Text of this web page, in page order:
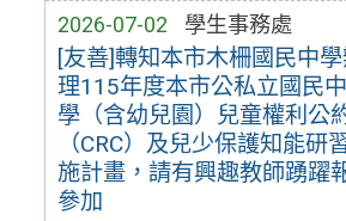
2026-07-02 學生事務處
[友善]轉知本市木柵國民中
理115年度本市公私立國民
學（含幼兒園）兒童權利公
（CRC）及兒少保護知能研
施計畫，請有興趣教師踴躍
參加